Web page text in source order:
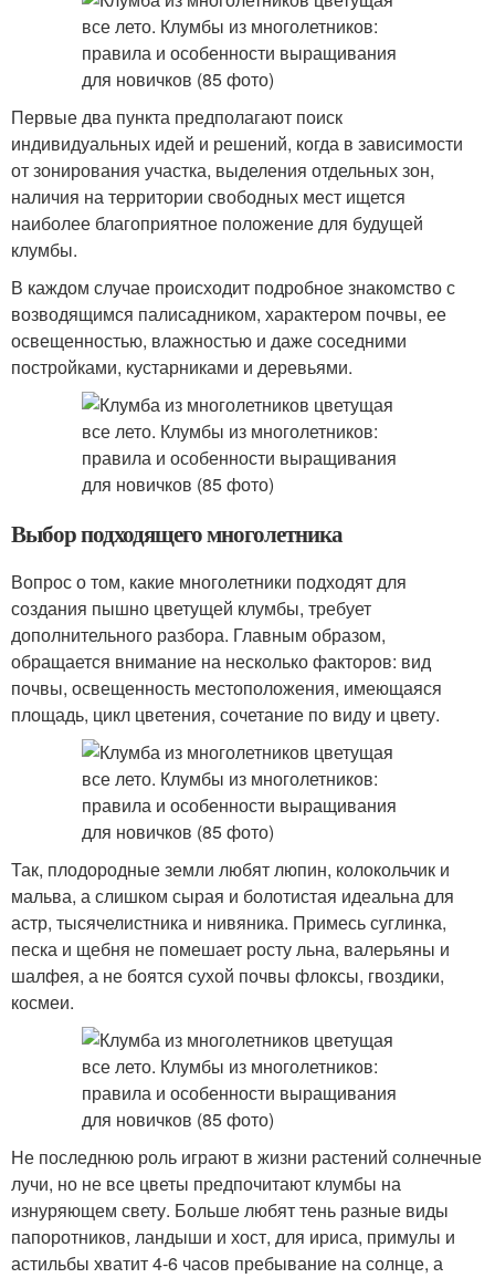
Первые два пункта предполагают поиск
индивидуальных идей и решений, когда в зависимости
от зонирования участка, выделения отдельных зон,
наличия на территории свободных мест ищется
наиболее благоприятное положение для будущей
клумбы.
В каждом случае происходит подробное знакомство с
возводящимся палисадником, характером почвы, ее
освещенностью, влажностью и даже соседними
постройками, кустарниками и деревьями.
Выбор подходящего многолетника
Вопрос о том, какие многолетники подходят для
создания пышно цветущей клумбы, требует
дополнительного разбора. Главным образом,
обращается внимание на несколько факторов: вид
почвы, освещенность местоположения, имеющаяся
площадь, цикл цветения, сочетание по виду и цвету.
Так, плодородные земли любят люпин, колокольчик и
мальва, а слишком сырая и болотистая идеальна для
астр, тысячелистника и нивяника. Примесь суглинка,
песка и щебня не помешает росту льна, валерьяны и
шалфея, а не боятся сухой почвы флоксы, гвоздики,
космеи.
Не последнюю роль играют в жизни растений солнечные
лучи, но не все цветы предпочитают клумбы на
изнуряющем свету. Больше любят тень разные виды
папоротников, ландыши и хост, для ириса, примулы и
астильбы хватит 4-6 часов пребывание на солнце, а